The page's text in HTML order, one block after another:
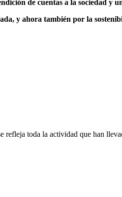
de cuentas a la sociedad y
y ahora también por la
toda la actividad que han